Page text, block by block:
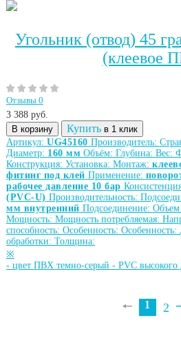
Угольник (отвод) 45
(клеевое
Отзывы 0
3 388 руб.
В корзину
Купить в 1 клик
Артикул: UG45160 Производитель:
Диаметр: 160 мм Объём: Глубина: Вес:
Конструкция: Установка: Монтаж:
фитинг под клей Применение:
рабочее давление 10 бар
(PVC-U) Производительность:
мм внутренний Подсоединение: Объем
Мощность: Мощность потребляемая:
способность: Особенность: Особенность:
обработки: Толщина:
※
- цвет ПВХ темно-серый - PVC высокого
🠔 1 2